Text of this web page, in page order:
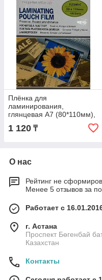
Плёнка для
ламинирования,
глянцевая A7 (80*110мм),
1 120 ₸
О нас
Рейтинг не
Менее 5 отзывов за
Работает с
г. Астана
Проспект Бөгенбай
Казахстан
Контакты